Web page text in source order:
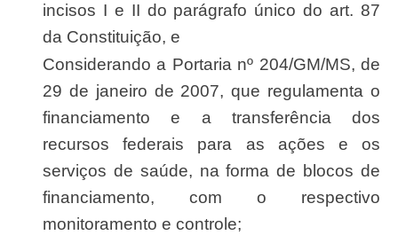
incisos I e II do parágrafo único do art. 87
da Constituição, e
Considerando a Portaria nº 204/GM/MS, de
29 de janeiro de 2007, que regulamenta o
financiamento e a transferência dos
recursos federais para as ações e os
serviços de saúde, na forma de blocos de
financiamento, com o respectivo
monitoramento e controle;